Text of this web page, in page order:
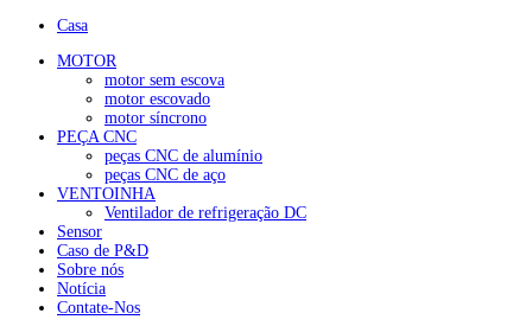
Casa
MOTOR
motor sem escova
motor escovado
motor síncrono
PEÇA CNC
peças CNC de alumínio
peças CNC de aço
VENTOINHA
Ventilador de refrigeração DC
Sensor
Caso de P&D
Sobre nós
Notícia
Contate-Nos